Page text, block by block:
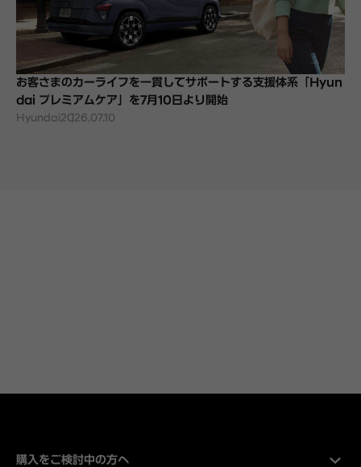
お客さまのカーライフを一貫してサポートする支援体系「Hyun
dai プレミアムケア」を7月10日より開始
Hyundai2026.07.10
購入をご検討中の方へ